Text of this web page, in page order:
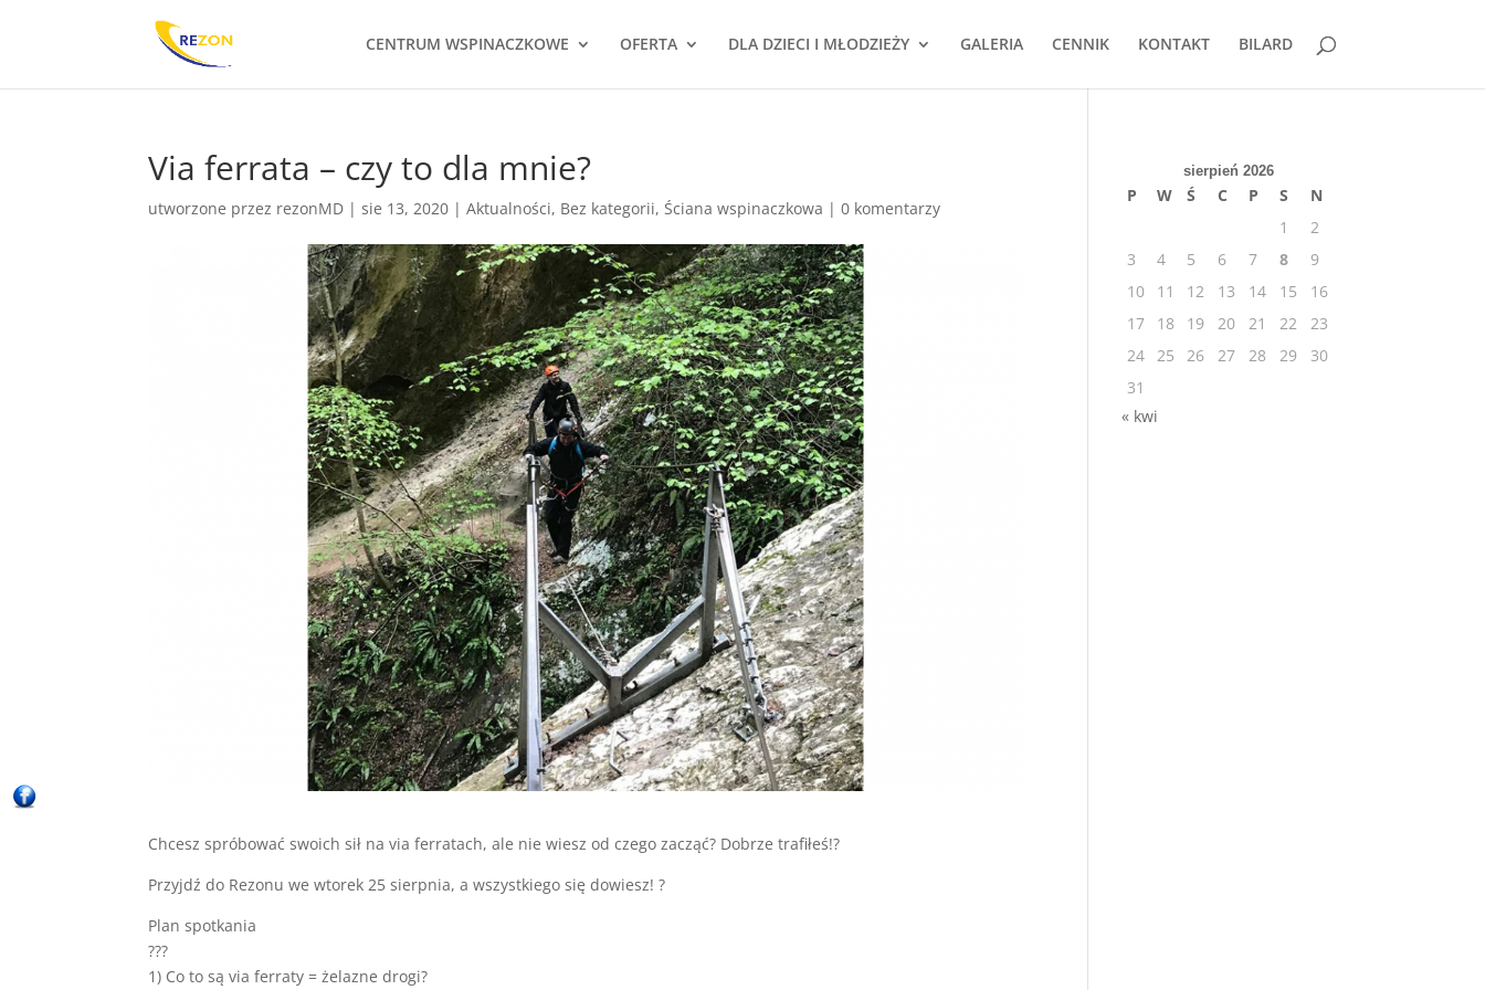
CENTRUM WSPINACZKOWE OFERTA DLA DZIECI I MŁODZIEŻY GALERIA CENNIK KONTAKT BILARD
Via ferrata – czy to dla mnie?
utworzone przez rezonMD |sie 13, 2020 |Aktualności, Bez kategorii,Ściana wspinaczkowa |0 komentarzy
Chcesz spróbować swoich sił na via ferratach, ale nie wiesz od czego zacząć? Dobrze trafiłeś!?
Przyjdź do Rezonu we wtorek 25 sierpnia, a wszystkiego się dowiesz! ?
Plan spotkania
???
1) Co to są via ferraty = żelazne drogi?
sierpień 2026
P W Ś C P S
N
1
2
3
4 5 6 7 8
9
10
11 12 13 14 15
16
17
18 19 20 21 22
23
24 25 26 27 28 29
30
31
« kwi